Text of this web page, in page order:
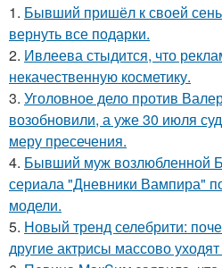
1. Бывший пришёл к своей
вернуть все подарки.
2. Ивлеева стыдится, что
некачественную косметику.
3. Уголовное дело против
возобновили, а уже 30 июля
меру пресечения.
4. Бывший муж возлюбленной
сериала "Дневники Вампира"
модели.
5. Новый тренд селебрити:
другие актрисы массово